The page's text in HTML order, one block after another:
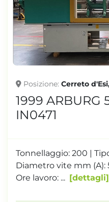
Posizione Cerreto
1999 ARBURG
IN0471
Tonnellaggio: 200 |
Diametro vite mm (A):
Ore lavoro: ...
dettagli